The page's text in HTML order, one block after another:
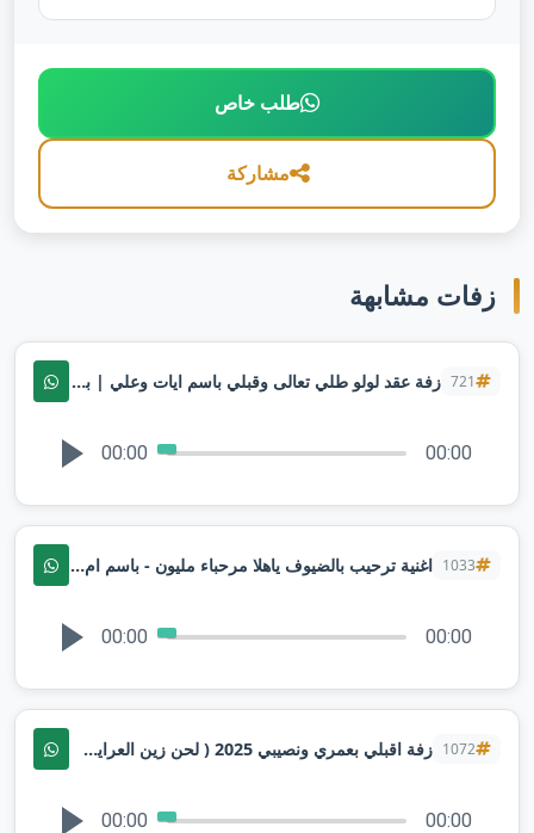
طلب خاص
مشاركة
زفات مشابهة
721 زفة عقد لولو طلي تعالى وقبلي باسم ايات وعلي | بصوت ملاك لطلب بدون حقوق
00:00 00:00
1033 اغنية ترحيب بالضيوف ياهلا مرحباء مليون - باسم ام فواز بصوت ملاك
00:00 00:00
1072 زفة اقبلي بعمري ونصيبي 2025 ( لحن زين العرايس ) اداء ملاك | تنفيذبالاسماء
00:00 00:00